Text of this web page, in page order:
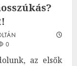
0
az elsők